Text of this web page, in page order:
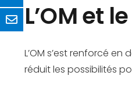
L’OM et
L’OM s’est renforcé
réduit les possibilités